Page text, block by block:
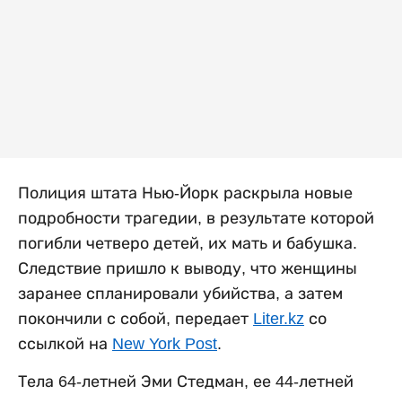
Полиция штата Нью-Йорк раскрыла новые
подробности трагедии, в результате которой
погибли четверо детей, их мать и бабушка.
Следствие пришло к выводу, что женщины
заранее спланировали убийства, а затем
покончили с собой, передает Liter.kz со
ссылкой на New York Post.
Тела 64-летней Эми Стедман, ее 44-летней